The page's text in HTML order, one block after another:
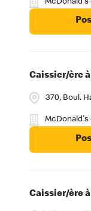
Caissier/ère
370, Boul.
McDonald's
Caissier/ère